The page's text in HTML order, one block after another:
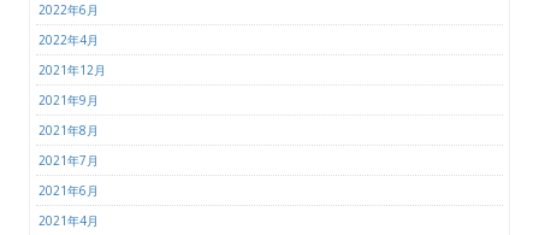
2022年6月
2022年4月
2021年12月
2021年9月
2021年8月
2021年7月
2021年6月
2021年4月